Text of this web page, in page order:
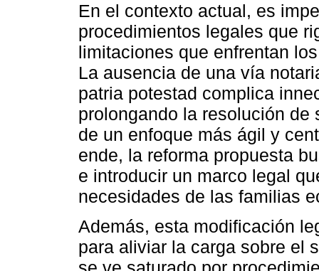
En el contexto actual, es
procedimientos legales que
limitaciones que enfrentan
La ausencia de una vía
patria potestad complica
prolongando la resolución
de un enfoque más ágil y
ende, la reforma propuesta
e introducir un marco legal
necesidades de las familias
Además, esta modificación
para aliviar la carga sobre el